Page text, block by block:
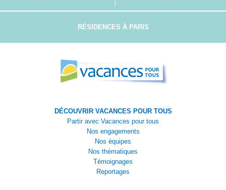
RÉSIDENCES À PARIS
DÉCOUVRIR VACANCES POUR TOUS
Partir avec Vacances pour tous
Nos engagements
Nos équipes
Nos thématiques
Témoignages
Reportages